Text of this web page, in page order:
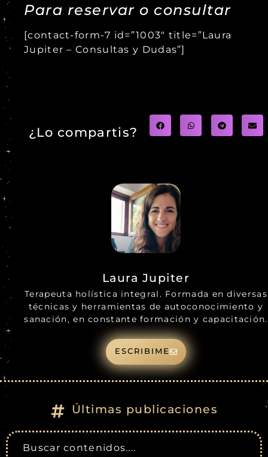
Para reservar o consultar
[contact-form-7 id=”1003″ title=”Laura
Jupiter – Consultas y Dudas”]
¿Lo compartis?
Laura Jupiter
Terapeuta holística integral. Formada en diversas
técnicas y herramientas de autoconocimiento y
sanación, en constante formación y capacitación.
ESCRIBIME
Últimas publicaciones